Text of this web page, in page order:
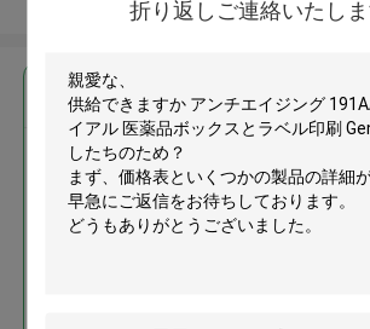
折り返しご連絡いたしま
最高の価格で
アンチエイジング
3ml バイアル 医薬
ラベル印刷